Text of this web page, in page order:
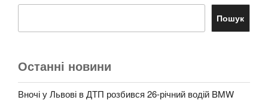
Пошук
Останні новини
Вночі у Львові в ДТП розбився 26-річний водій BMW